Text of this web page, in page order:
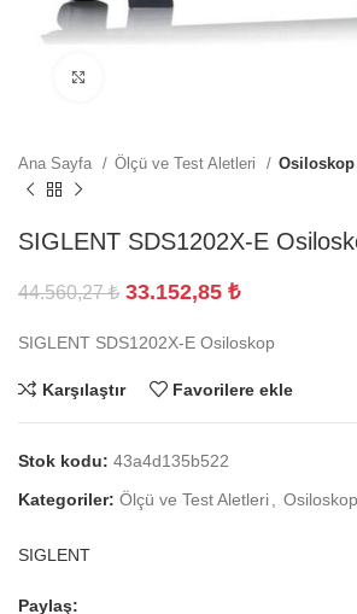
Ana Sayfa Ölçü ve Test Aletleri Osiloskop
SIGLENT SDS1202X-E
44.560,27₺ 33.152,85 ₺
SIGLENT SDS1202X-E Osiloskop
Karşılaştır Favorilere ekle
Stok kodu: 43a4d135b522
Kategoriler: Ölçü ve Test Aletleri Osiloskop
SIGLENT
Paylaş: